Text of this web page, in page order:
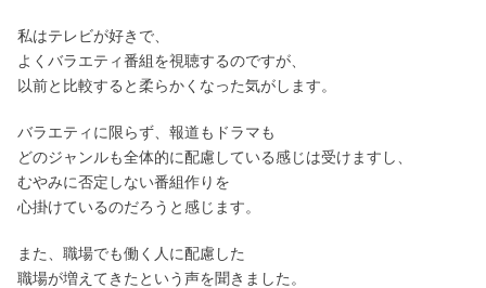
私はテレビが好きで、
よくバラエティ番組を視聴するのですが、
以前と比較すると柔らかくなった気がします。
バラエティに限らず、報道もドラマも
どのジャンルも全体的に配慮している感じは受けますし、
むやみに否定しない番組作りを
心掛けているのだろうと感じます。
また、職場でも働く人に配慮した
職場が増えてきたという声を聞きました。